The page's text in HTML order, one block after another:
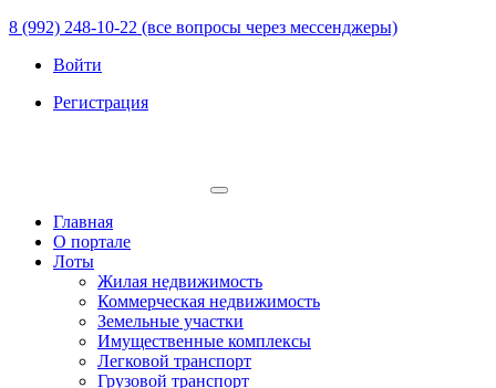
8 (992) 248-10-22 (все вопросы через мессенджеры)
Войти
Регистрация
Главная
О портале
Лоты
Жилая недвижимость
Коммерческая недвижимость
Земельные участки
Имущественные комплексы
Легковой транспорт
Грузовой транспорт